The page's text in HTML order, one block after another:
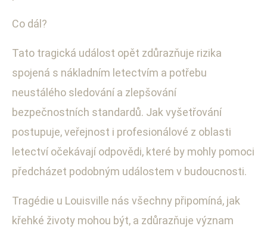
Co dál?
Tato tragická událost opět zdůrazňuje rizika
spojená s nákladním letectvím a potřebu
neustálého sledování a zlepšování
bezpečnostních standardů. Jak vyšetřování
postupuje, veřejnost i profesionálové z oblasti
letectví očekávají odpovědi, které by mohly pomoci
předcházet podobným událostem v budoucnosti.
Tragédie u Louisville nás všechny připomíná, jak
křehké životy mohou být, a zdůrazňuje význam